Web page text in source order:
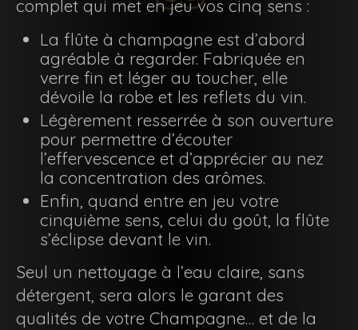
complet qui met en jeu vos cinq sens :
La flûte à champagne est d’abord
agréable à regarder. Fabriquée en
verre fin et léger au toucher, elle
dévoile la robe et les reflets du vin.
Légèrement resserrée à son ouverture
pour permettre d’écouter
l’effervescence et d’apprécier au nez
la concentration des arômes.
Enfin, quand entre en jeu votre
cinquième sens, celui du goût, la flûte
s’éclipse devant le vin.
Seul un nettoyage à l’eau claire, sans
détergent, sera alors le garant des
qualités de votre Champagne… et de la